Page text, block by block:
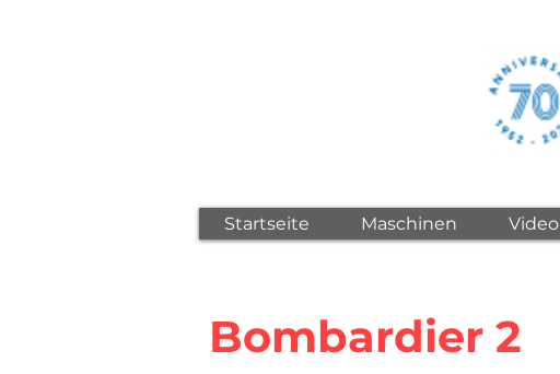
Startseite Maschinen Video
Bombardier 2